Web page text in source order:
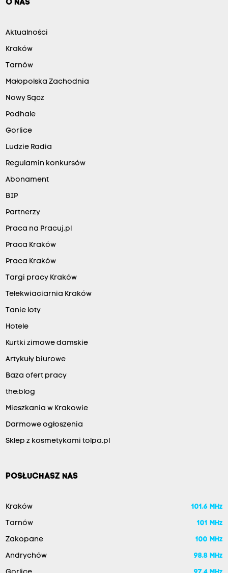
O NAS
Aktualności
Kraków
Tarnów
Małopolska Zachodnia
Nowy Sącz
Podhale
Gorlice
Ludzie Radia
Regulamin konkursów
Abonament
BIP
Partnerzy
Praca na Pracuj.pl
Praca Kraków
Praca Kraków
Targi pracy Kraków
Telekwiaciarnia Kraków
Tanie loty
Hotele
Kurtki zimowe damskie
Artykuły biurowe
Baza ofert pracy
the:blog
Mieszkania w Krakowie
Darmowe ogłoszenia
Sklep z kosmetykami tolpa.pl
POSŁUCHASZ NAS
Kraków 101.6 MHz
Tarnów 101 MHz
Zakopane 100 MHz
Andrychów 98.8 MHz